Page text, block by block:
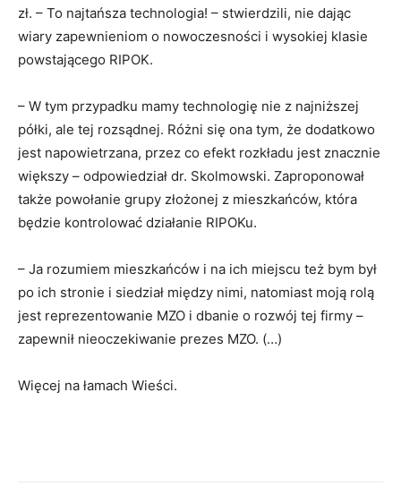
zł. – To najtańsza technologia! – stwierdzili, nie dając
wiary zapewnieniom o nowoczesności i wysokiej klasie
powstającego RIPOK.
– W tym przypadku mamy technologię nie z najniższej
półki, ale tej rozsądnej. Różni się ona tym, że dodatkowo
jest napowietrzana, przez co efekt rozkładu jest znacznie
większy – odpowiedział dr. Skolmowski. Zaproponował
także powołanie grupy złożonej z mieszkańców, która
będzie kontrolować działanie RIPOKu.
– Ja rozumiem mieszkańców i na ich miejscu też bym był
po ich stronie i siedział między nimi, natomiast moją rolą
jest reprezentowanie MZO i dbanie o rozwój tej firmy –
zapewnił nieoczekiwanie prezes MZO. (…)
Więcej na łamach Wieści.